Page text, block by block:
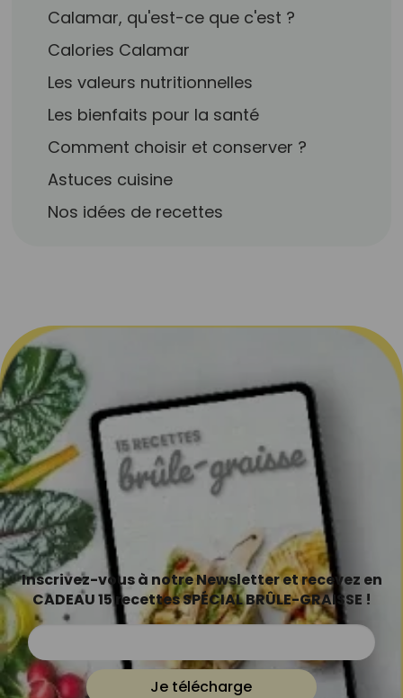
Calamar, qu'est-ce que c'est ?
Calories Calamar
Les valeurs nutritionnelles
Les bienfaits pour la santé
Comment choisir et conserver ?
Astuces cuisine
Nos idées de recettes
Inscrivez-vous à notre Newsletter et recevez en
CADEAU 15 recettes SPÉCIAL BRÛLE-GRAISSE !
Je télécharge